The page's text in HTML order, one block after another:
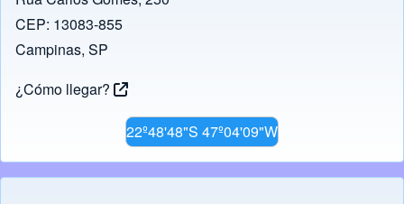
k
CEP: 13083-855
Campinas, SP
¿Cómo llegar?
22º48'48"S 47º04'09"W